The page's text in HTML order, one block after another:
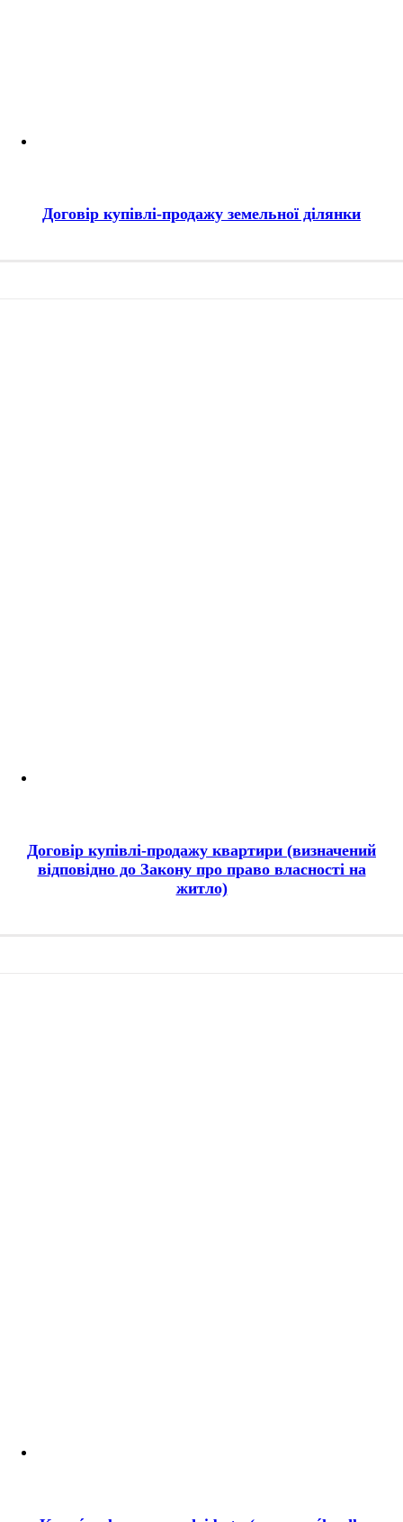
Договір купівлі-продажу земельної ділянки
Договір купівлі-продажу квартири (визначений
відповідно до Закону про право власності на
житло)